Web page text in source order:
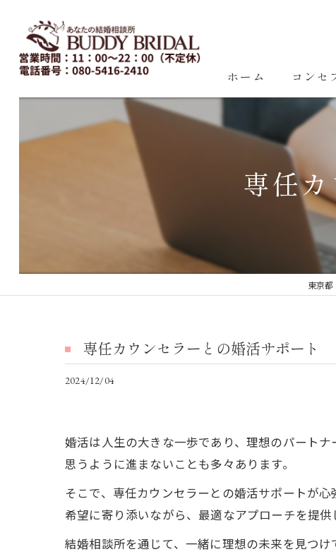
ホーム コンセ
専任
東京都
専任カウンセラーとの婚活サポート
2024/12/04
婚活は人生の大きな一歩であり、理想のパート
思うように進まないことも多々あります。
そこで、専任カウンセラーとの婚活サポートが
希望に寄り添いながら、最適なアプローチを提供
結婚相談所を通じて、一緒に理想の未来を見つ